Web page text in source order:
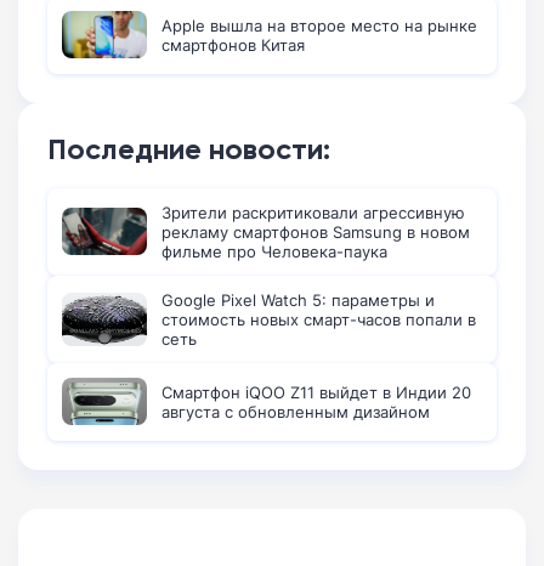
Apple вышла на второе место на рынке
смартфонов Китая
Последние новости:
Зрители раскритиковали агрессивную
рекламу смартфонов Samsung в новом
фильме про Человека-паука
Google Pixel Watch 5: параметры и
стоимость новых смарт-часов попали в
сеть
Смартфон iQOO Z11 выйдет в Индии 20
августа с обновленным дизайном